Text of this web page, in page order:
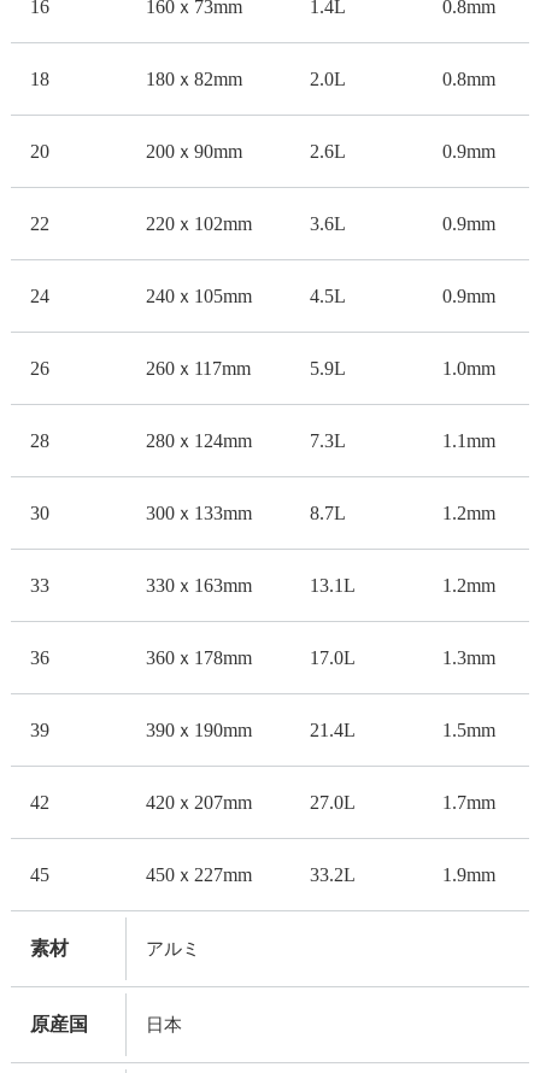
16 160ｘ73mm 1.4L 0.8mm
18 180ｘ82mm 2.0L 0.8mm
20 200ｘ90mm 2.6L 0.9mm
22 220ｘ102mm 3.6L 0.9mm
24 240ｘ105mm 4.5L 0.9mm
26 260ｘ117mm 5.9L 1.0mm
28 280ｘ124mm 7.3L 1.1mm
30 300ｘ133mm 8.7L 1.2mm
33 330ｘ163mm 13.1L 1.2mm
36 360ｘ178mm 17.0L 1.3mm
39 390ｘ190mm 21.4L 1.5mm
42 420ｘ207mm 27.0L 1.7mm
45 450ｘ227mm 33.2L 1.9mm
素材 アルミ
原産国 日本